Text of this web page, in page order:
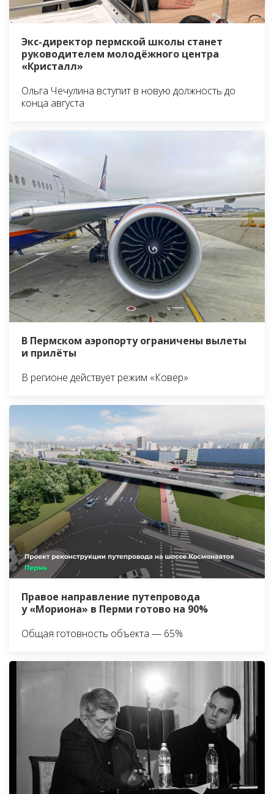
Экс-директор пермской школы станет
руководителем молодёжного центра
«Кристалл»
Ольга Чечулина вступит в новую должность до
конца августа
В Пермском аэропорту ограничены вылеты
и прилёты
В регионе действует режим «Ковёр»
Правое направление путепровода
у «Мориона» в Перми готово на 90%
Общая готовность объекта — 65%